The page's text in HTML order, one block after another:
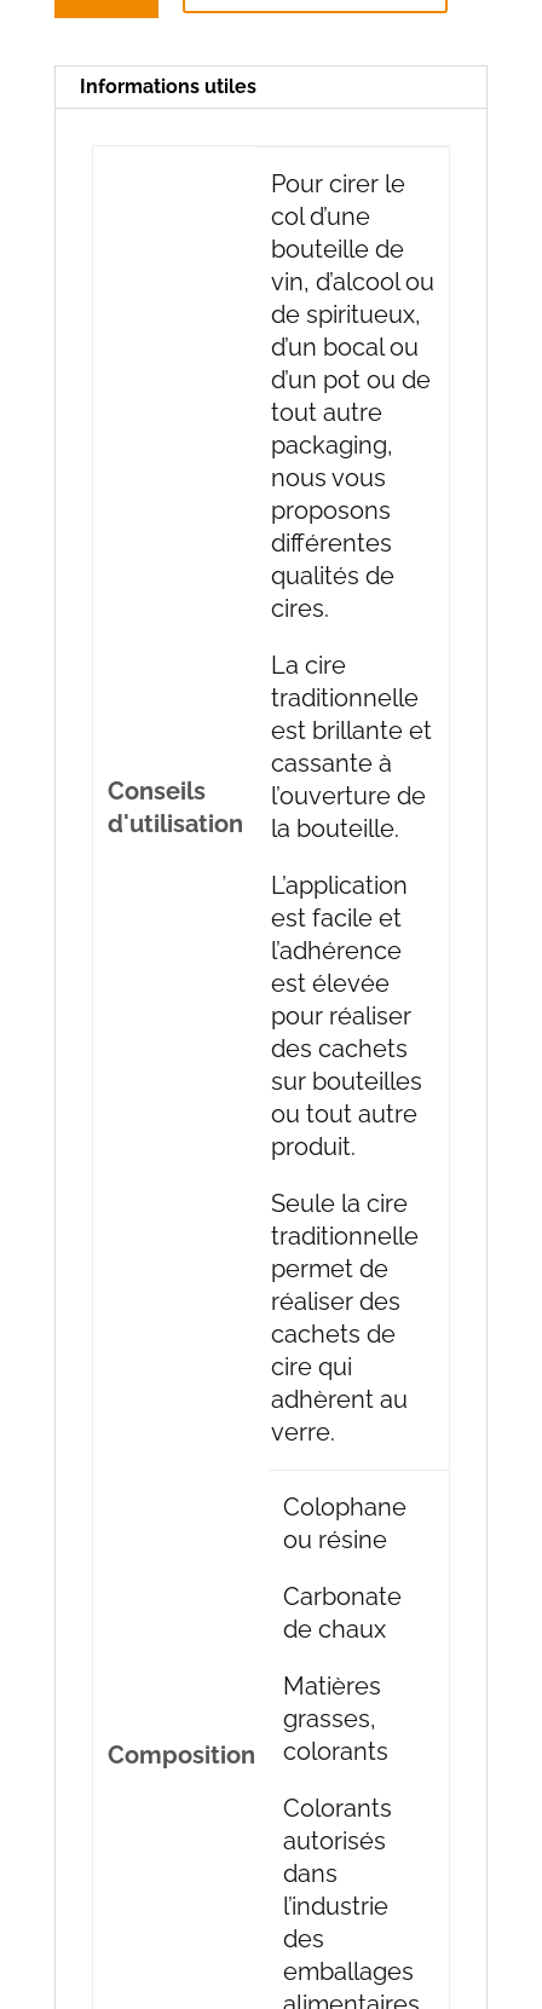
traditionnelle
gris
Informations utiles
Conseils
d'utilisation
Pour cirer le
col d’une
bouteille de
vin, d’alcool ou
de spiritueux,
d’un bocal ou
d’un pot ou de
tout autre
packaging,
nous vous
proposons
différentes
qualités de
cires.
La cire
traditionnelle
est brillante et
cassante à
l’ouverture de
la bouteille.
L’application
est facile et
l’adhérence
est élevée
pour réaliser
des cachets
sur bouteilles
ou tout autre
produit.
Seule la cire
traditionnelle
permet de
réaliser des
cachets de
cire qui
adhèrent au
verre.
Composition
Colophane
ou résine
Carbonate
de chaux
Matières
grasses,
colorants
Colorants
autorisés
dans
l’industrie
des
emballages